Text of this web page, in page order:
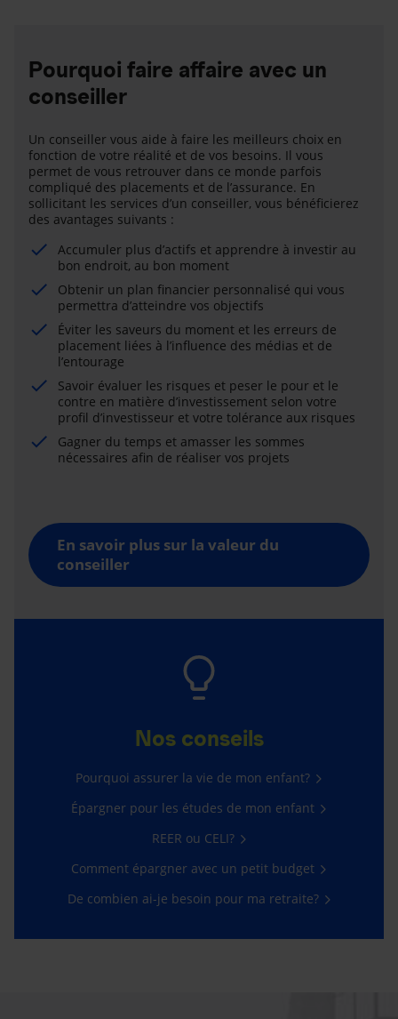
Pourquoi faire affaire avec un
conseiller
Un conseiller vous aide à faire les meilleurs choix en
fonction de votre réalité et de vos besoins. Il vous
permet de vous retrouver dans ce monde parfois
compliqué des placements et de l’assurance. En
sollicitant les services d’un conseiller, vous bénéficierez
des avantages suivants :
Accumuler plus d’actifs et apprendre à investir au
bon endroit, au bon moment
Obtenir un plan financier personnalisé qui vous
permettra d’atteindre vos objectifs
Éviter les saveurs du moment et les erreurs de
placement liées à l’influence des médias et de
l’entourage
Savoir évaluer les risques et peser le pour et le
contre en matière d’investissement selon votre
profil d’investisseur et votre tolérance aux risques
Gagner du temps et amasser les sommes
nécessaires afin de réaliser vos projets
En savoir plus sur la valeur du
conseiller
Nos conseils
Pourquoi assurer la vie de mon enfant?
Épargner pour les études de mon enfant
REER ou CELI?
Comment épargner avec un petit budget
De combien ai-je besoin pour ma retraite?